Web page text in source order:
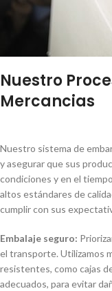
Nuestro
Mercancias
Nuestro sistema de
y asegurar que sus
condiciones y en el
altos estándares de
cumplir con sus
Embalaje seguro:
el transporte. Utilizamos
resistentes, como cajas
adecuados, para evitar